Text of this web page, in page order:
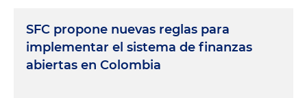
SFC propone nuevas reglas para
implementar el sistema de finanzas
abiertas en Colombia